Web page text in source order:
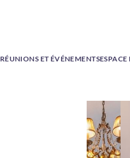
RÉUNIONS ET ÉVÉNEMENTSESPACE